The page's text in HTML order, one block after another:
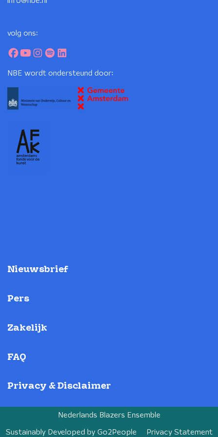
volg ons:
NBE wordt ondersteund door:
Nieuwsbrief
Pers
Zakelijk
FAQ
Privacy & Disclaimer
Nederlands Blazers Ensemble
Sustainably Developed by Go2People Privacy Statement